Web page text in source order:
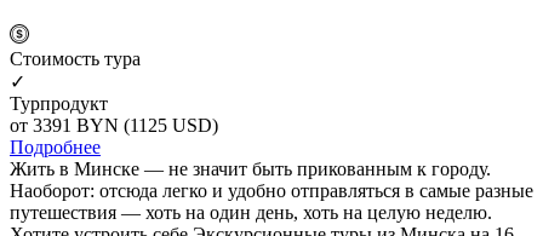
Cтоимость тура
✓
Турпродукт
от 3391 BYN (1125 USD)
Подробнее
Жить в Минске — не значит быть прикованным к городу.
Наоборот: отсюда легко и удобно отправляться в самые разные
путешествия — хоть на один день, хоть на целую неделю.